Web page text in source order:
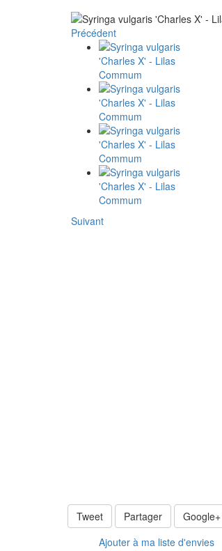
Précédent
Suivant
Tweet Partager Google+
Ajouter à ma liste d'envies